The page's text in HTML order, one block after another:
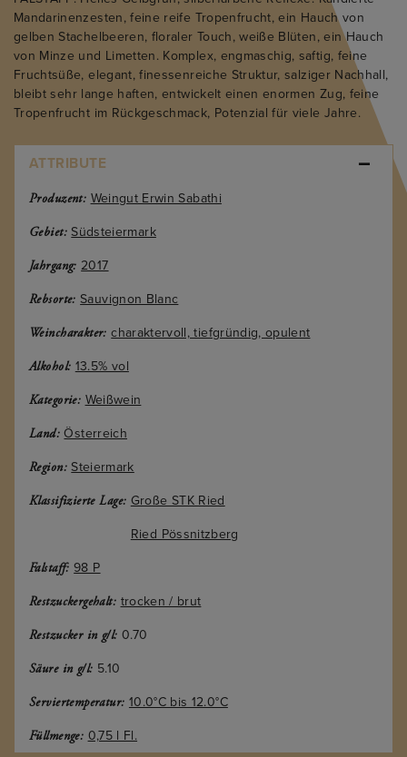
Mandarinenzesten, feine reife Tropenfrucht, ein Hauch von
gelben Stachelbeeren, floraler Touch, weiße Blüten, ein Hauch
von Minze und Limetten. Komplex, engmaschig, saftig, feine
Fruchtsüße, elegant, finessenreiche Struktur, salziger Nachhall,
bleibt sehr lange haften, entwickelt einen enormen Zug, feine
Tropenfrucht im Rückgeschmack, Potenzial für viele Jahre.
ATTRIBUTE
Produzent: Weingut Erwin Sabathi
Gebiet: Südsteiermark
Jahrgang: 2017
Rebsorte: Sauvignon Blanc
Weincharakter: charaktervoll, tiefgründig, opulent
Alkohol: 13.5% vol
Kategorie: Weißwein
Land: Österreich
Region: Steiermark
Klassifizierte Lage: Große STK Ried
Ried Pössnitzberg
Falstaff: 98 P
Restzuckergehalt: trocken / brut
Restzucker in g/l: 0.70
Säure in g/l: 5.10
Serviertemperatur: 10.0°C bis 12.0°C
Füllmenge: 0,75 l Fl.